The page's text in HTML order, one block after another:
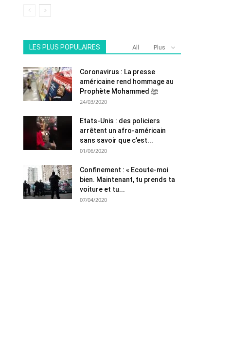
LES PLUS POPULAIRES All Plus
Coronavirus : La presse
américaine rend hommage au
Prophète Mohammed ﷺ
24/03/2020
Etats-Unis : des policiers
arrêtent un afro-américain
sans savoir que c’est...
01/06/2020
Confinement : « Ecoute-moi
bien. Maintenant, tu prends ta
voiture et tu...
07/04/2020